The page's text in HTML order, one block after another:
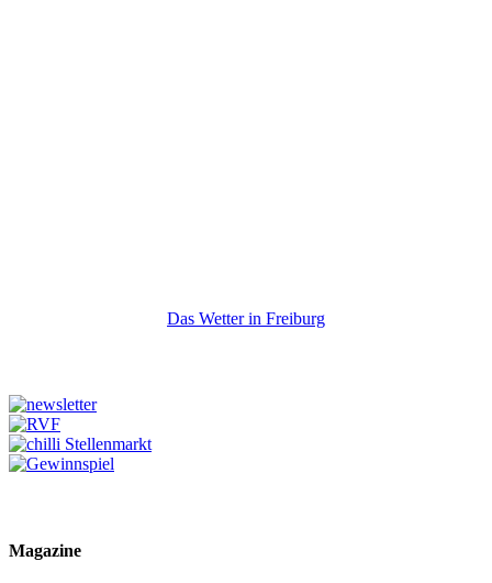
Das Wetter in Freiburg
Magazine